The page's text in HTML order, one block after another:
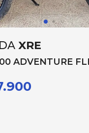
XRE
ADVENTURE